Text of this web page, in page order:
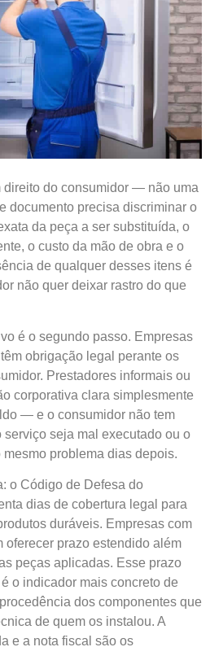
direito do consumidor — não uma
documento precisa discriminar o
da peça a ser substituída, o
o custo da mão de obra e o
de qualquer desses itens é
não quer deixar rastro do que
é o segundo passo. Empresas
obrigação legal perante os
Prestadores informais ou
corporativa clara simplesmente
— e o consumidor não tem
serviço seja mal executado ou o
problema dias depois.
o Código de Defesa do
dias de cobertura legal para
duráveis. Empresas com
oferecer prazo estendido além
peças aplicadas. Esse prazo
o indicador mais concreto de
dos componentes que
de quem os instalou. A
e a nota fiscal são os